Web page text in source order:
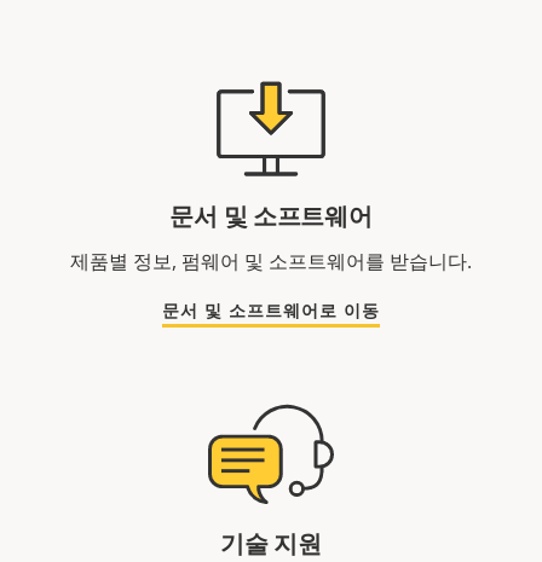
문서 및 소프트웨어
제품별 정보, 펌웨어 및 소프트웨어를 받습니다.
문서 및 소프트웨어로 이동
기술 지원